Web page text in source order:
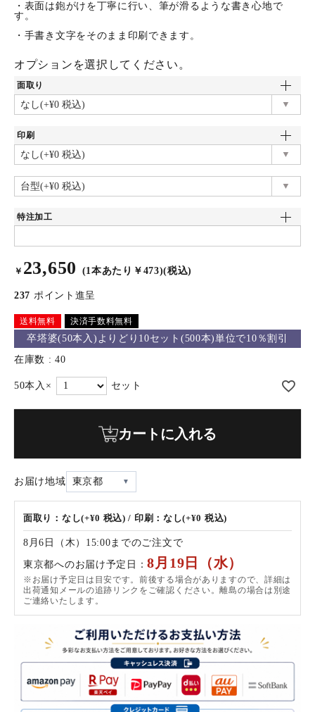
・表面は鉋がけを丁寧に行い、筆が滑るような書き心地で
す。
・手書き文字をそのまま印刷できます。
オプションを選択してください。
面取り
印刷
特注加工
￥ 23,650 (1本あたり￥473)(税込)
237 ポイント進呈
送料無料 決済手数料無料
卒塔婆(50本入)よりどり10セット(500本)単位で10％割引
在庫数
40
カートに入れる
お届け地域 東京都
面取り：なし(+¥0 税込) / 印刷：なし(+¥0 税込)
8月6日（木）15:00までのご注文で
東京都へのお届け予定日：8月19日（水）
※お届け予定日は目安です。前後する場合がありますので、詳細は
出荷通知メールの追跡リンクをご確認ください。離島の場合は別途
ご連絡いたします。